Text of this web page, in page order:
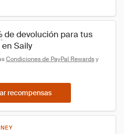
de devolución para tus
Saily
Condiciones de PayPal Rewards y
recompensas